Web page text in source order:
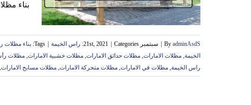
بناء مظلات في راس الخيمة
By adminAsdS سبتمبر 21st, 2021 Categories: راس الخيمة Tags: ‏بناء مظلات
الخيمة, مظلات الامارات, مظلات حدائق الامارات, مظلات خشبية الامارات, مظلات
راس الخيمة, مظلات في الامارات, مظلات متحركة الامارات, مظلات مسابح الامارات,